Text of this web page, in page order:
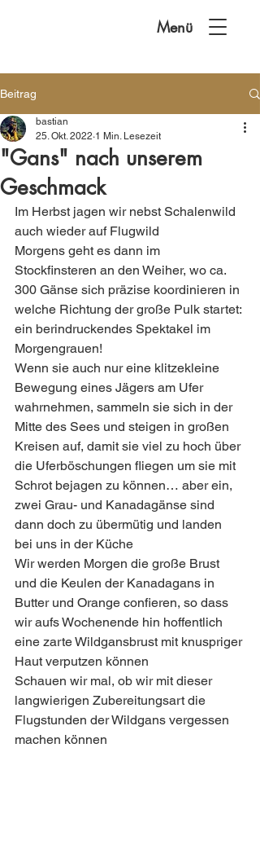
Menü
Beitrag
"Gans" nach unserem
Geschmack
bastian
25. Okt. 2022 1 Min. Lesezeit
Im Herbst jagen wir nebst Schalenwild
auch wieder auf Flugwild
Morgens geht es dann im
Stockfinsteren an den Weiher, wo ca.
300 Gänse sich präzise koordinieren in
welche Richtung der große Pulk startet:
ein berindruckendes Spektakel im
Morgengrauen!
Wenn sie auch nur eine klitzekleine
Bewegung eines Jägers am Ufer
wahrnehmen, sammeln sie sich in der
Mitte des Sees und steigen in großen
Kreisen auf, damit sie viel zu hoch über
die Uferböschungen fliegen um sie mit
Schrot bejagen zu können… aber ein,
zwei Grau- und Kanadagänse sind
dann doch zu übermütig und landen
bei uns in der Küche
Wir werden Morgen die große Brust
und die Keulen der Kanadagans in
Butter und Orange confieren, so dass
wir aufs Wochenende hin hoffentlich
eine zarte Wildgansbrust mit knuspriger
Haut verputzen können
Schauen wir mal, ob wir mit dieser
langwierigen Zubereitungsart die
Flugstunden der Wildgans vergessen
machen können